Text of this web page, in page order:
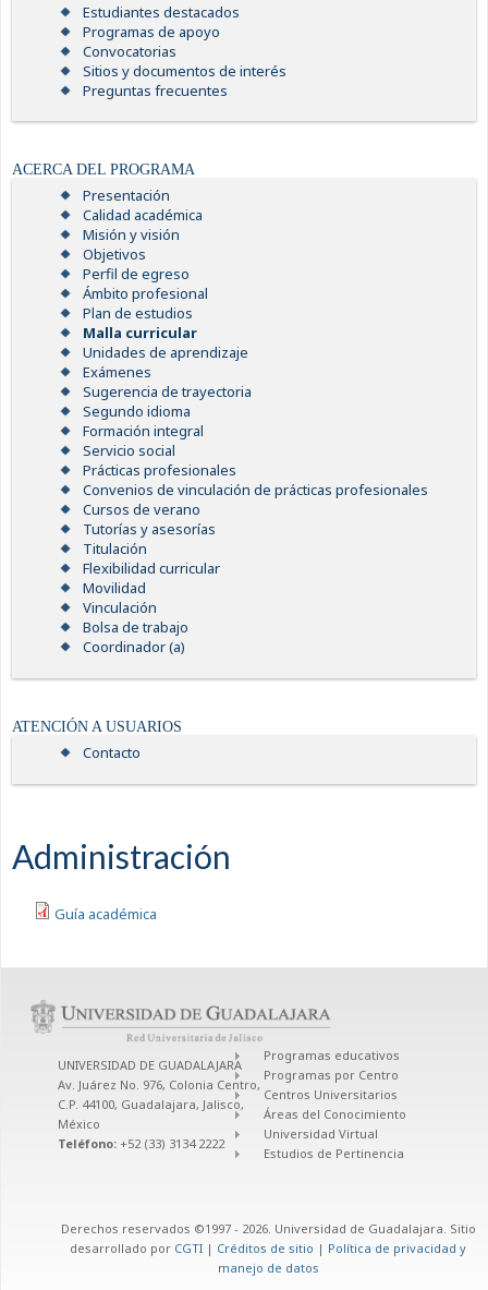
Estudiantes destacados
Programas de apoyo
Convocatorias
Sitios y documentos de interés
Preguntas frecuentes
ACERCA DEL PROGRAMA
Presentación
Calidad académica
Misión y visión
Objetivos
Perfil de egreso
Ámbito profesional
Plan de estudios
Malla curricular
Unidades de aprendizaje
Exámenes
Sugerencia de trayectoria
Segundo idioma
Formación integral
Servicio social
Prácticas profesionales
Convenios de vinculación de prácticas profesionales
Cursos de verano
Tutorías y asesorías
Titulación
Flexibilidad curricular
Movilidad
Vinculación
Bolsa de trabajo
Coordinador (a)
ATENCIÓN A USUARIOS
Contacto
Administración
Guía académica
UNIVERSIDAD DE GUADALAJARA
Av. Juárez No. 976, Colonia Centro,
C.P. 44100, Guadalajara, Jalisco,
México
Teléfono: +52 (33) 3134 2222
Programas educativos
Programas por Centro
Centros Universitarios
Áreas del Conocimiento
Universidad Virtual
Estudios de Pertinencia
Derechos reservados ©1997 - 2026. Universidad de Guadalajara. Sitio
desarrollado por CGTI | Créditos de sitio | Política de privacidad y
manejo de datos